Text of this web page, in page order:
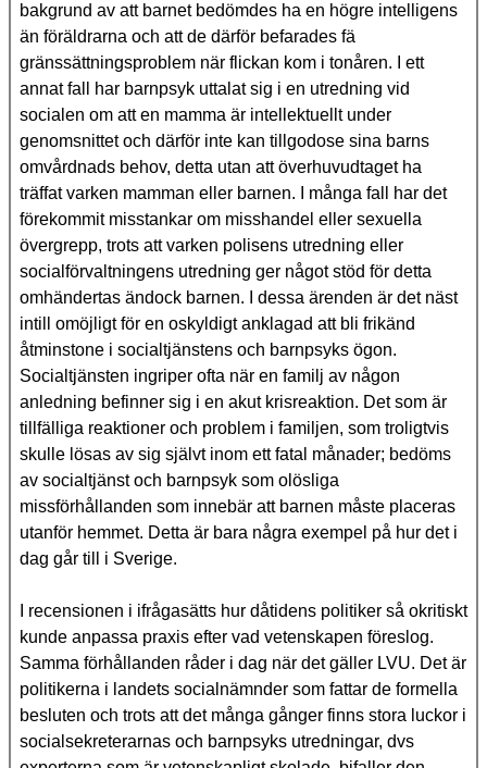
bakgrund av att barnet bedömdes ha en högre intelligens
än föräldrarna och att de därför befarades fä
gränssättningsproblem när flickan kom i tonåren. I ett
annat fall har barnpsyk uttalat sig i en utredning vid
socialen om att en mamma är intellektuellt under
genomsnittet och därför inte kan tillgodose sina barns
omvårdnads behov, detta utan att överhuvudtaget ha
träffat varken mamman eller barnen. I många fall har det
förekommit misstankar om misshandel eller sexuella
övergrepp, trots att varken polisens utredning eller
socialförvaltningens utredning ger något stöd för detta
omhändertas ändock barnen. I dessa ärenden är det näst
intill omöjligt för en oskyldigt anklagad att bli frikänd
åtminstone i socialtjänstens och barnpsyks ögon.
Socialtjänsten ingriper ofta när en familj av någon
anledning befinner sig i en akut krisreaktion. Det som är
tillfälliga reaktioner och problem i familjen, som troligtvis
skulle lösas av sig självt inom ett fatal månader; bedöms
av socialtjänst och barnpsyk som olösliga
missförhållanden som innebär att barnen måste placeras
utanför hemmet. Detta är bara några exempel på hur det i
dag går till i Sverige.
I recensionen i ifrågasätts hur dåtidens politiker så okritiskt
kunde anpassa praxis efter vad vetenskapen föreslog.
Samma förhållanden råder i dag när det gäller LVU. Det är
politikerna i landets socialnämnder som fattar de formella
besluten och trots att det många gånger finns stora luckor i
socialsekreterarnas och barnpsyks utredningar, dvs